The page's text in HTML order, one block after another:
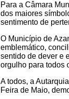
Para a Câmara
dos maiores
sentimento de
O Município de
emblemático,
sentido de dever e
orgulho para todos
A todos, a
Feira de Maio,